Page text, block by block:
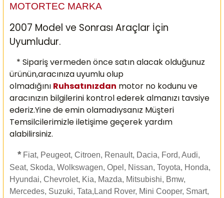
MOTORTEC MARKA
2007 Model ve Sonrası Araçlar İçin
Uyumludur.
* Sipariş vermeden önce satın alacak olduğunuz
ürünün,aracınıza uyumlu olup
olmadığını Ruhsatınızdan motor no kodunu ve
aracınızın bilgilerini kontrol ederek almanızı tavsiye
ederiz.Yine de emin olamadıysanız Müşteri
Temsilcilerimizle iletişime geçerek yardım
alabilirsiniz.
* Fiat, Peugeot, Citroen, Renault, Dacia, Ford, Audi,
Seat, Skoda, Wolkswagen, Opel, Nissan, Toyota, Honda,
Hyundai, Chevrolet, Kia, Mazda, Mitsubishi, Bmw,
Mercedes, Suzuki, Tata,Land Rover, Mini Cooper, Smart,